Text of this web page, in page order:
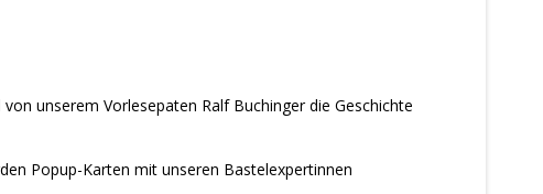
unserem Vorlesepaten Ralf Buchinger die Geschichte
Popup-Karten mit unseren Bastelexpertinnen